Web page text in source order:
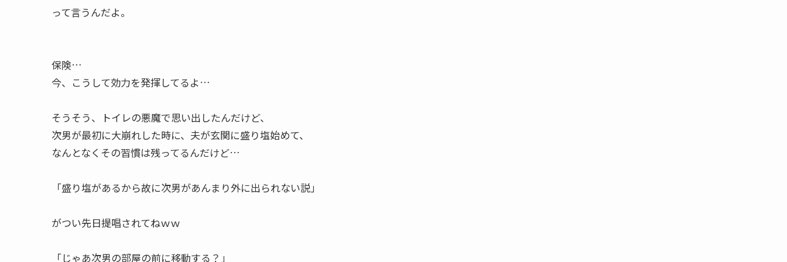
って言うんだよ。
保険…
今、こうして効力を発揮してるよ…
そうそう、トイレの悪魔で思い出したんだけど、
次男が最初に大崩れした時に、夫が玄関に盛り塩始めて、
なんとなくその習慣は残ってるんだけど…
「盛り塩があるから故に次男があんまり外に出られない説」
がつい先日提唱されてねｗｗ
「じゃあ次男の部屋の前に移動する？」